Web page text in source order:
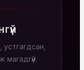
устгагдсан,
магадгүй.